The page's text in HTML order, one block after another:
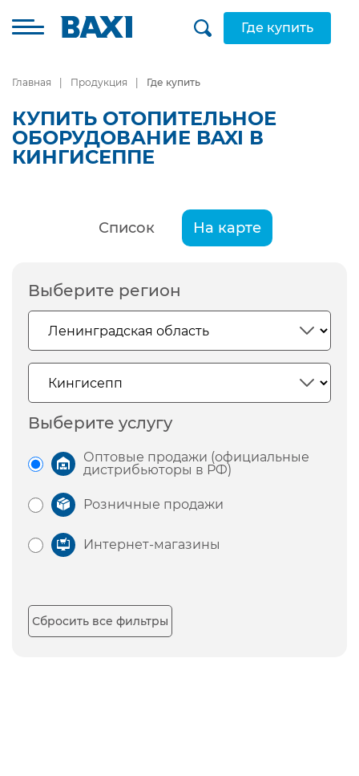
Где купить
Главная Продукция Где купить
КУПИТЬ ОТОПИТЕЛЬНОЕ
ОБОРУДОВАНИЕ BAXI В
КИНГИСЕППЕ
Список На карте
Выберите регион
Выберите услугу
Оптовые продажи (официальные
дистрибьюторы в РФ)
Розничные продажи
Интернет-магазины
Сбросить все фильтры